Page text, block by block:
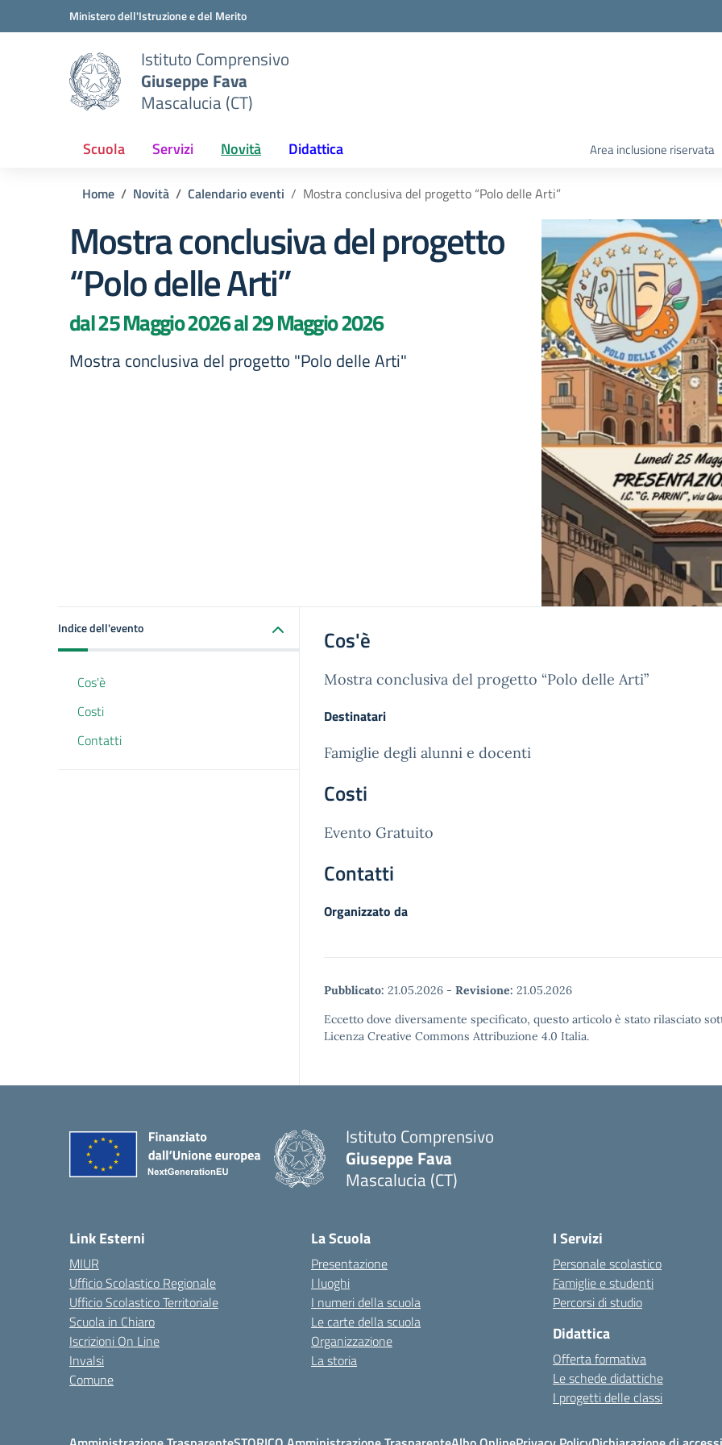
Vai ai contenuti
Vai al menu di navigazioneMinistero dell'Istruzione e del Merito
Istituto Comprensivo
Giuseppe Fava
Mascalucia (CT)
Scuola Servizi Novità Didattica Area inclusione riservata
Home Novità Calendario eventi Mostra conclusiva del progetto “Polo delle Arti”
Mostra conclusiva del progetto
“Polo delle Arti”
dal 25 Maggio 2026 al 29 Maggio 2026
Mostra conclusiva del progetto "Polo delle Arti"
Indice dell'evento
Cos'è
Costi
Contatti
Cos'è
Mostra conclusiva del progetto “Polo delle Arti”
Destinatari
Famiglie degli alunni e docenti
Costi
Evento Gratuito
Contatti
Organizzato da
Pubblicato: 21.05.2026 - Revisione: 21.05.2026
Eccetto dove diversamente specificato, questo articolo è stato rilasciato
Licenza Creative Commons Attribuzione 4.0 Italia.
Istituto Comprensivo
Giuseppe Fava
Mascalucia (CT)
Link Esterni
MIUR
Ufficio Scolastico Regionale
Ufficio Scolastico Territoriale
Scuola in Chiaro
Iscrizioni On Line
Invalsi
Comune
La Scuola
Presentazione
I luoghi
I numeri della scuola
Le carte della scuola
Organizzazione
La storia
I Servizi
Personale scolastico
Famiglie e studenti
Percorsi di studio
Didattica
Offerta formativa
Le schede didattiche
I progetti delle classi